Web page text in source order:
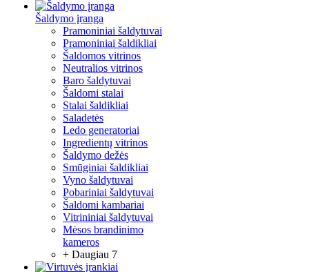
Šaldymo įranga
Pramoniniai šaldytuvai
Pramoniniai šaldikliai
Šaldomos vitrinos
Neutralios vitrinos
Baro šaldytuvai
Šaldomi stalai
Stalai šaldikliai
Saladetės
Ledo generatoriai
Ingredientų vitrinos
Šaldymo dežės
Smūginiai šaldikliai
Vyno šaldytuvai
Pobariniai šaldytuvai
Šaldomi kambariai
Vitrininiai šaldytuvai
Mėsos brandinimo
kameros
+ Daugiau 7